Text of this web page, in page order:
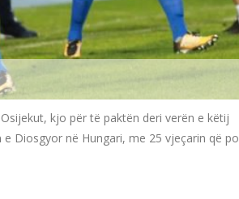
kjo për të paktën deri verën e këtij
Diosgyor në Hungari, me 25 vjeçarin që po